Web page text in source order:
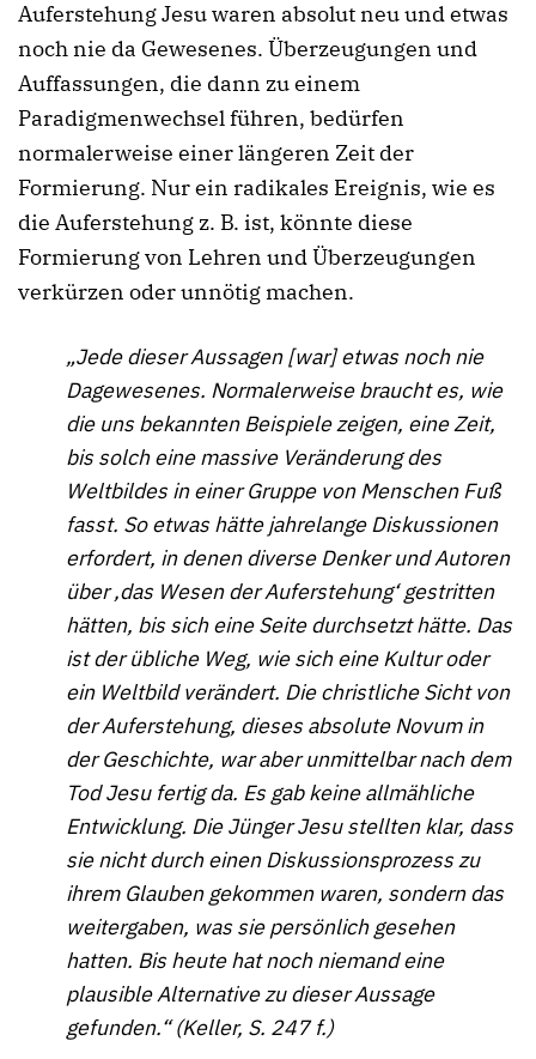
Auferstehung Jesu waren absolut neu und etwas
noch nie da Gewesenes. Überzeugungen und
Auffassungen, die dann zu einem
Paradigmenwechsel führen, bedürfen
normalerweise einer längeren Zeit der
Formierung. Nur ein radikales Ereignis, wie es
die Auferstehung z. B. ist, könnte diese
Formierung von Lehren und Überzeugungen
verkürzen oder unnötig machen.
„Jede dieser Aussagen [war] etwas noch nie
Dagewesenes. Normalerweise braucht es, wie
die uns bekannten Beispiele zeigen, eine Zeit,
bis solch eine massive Veränderung des
Weltbildes in einer Gruppe von Menschen Fuß
fasst. So etwas hätte jahrelange Diskussionen
erfordert, in denen diverse Denker und Autoren
über ‚das Wesen der Auferstehung‘ gestritten
hätten, bis sich eine Seite durchsetzt hätte. Das
ist der übliche Weg, wie sich eine Kultur oder
ein Weltbild verändert. Die christliche Sicht von
der Auferstehung, dieses absolute Novum in
der Geschichte, war aber unmittelbar nach dem
Tod Jesu fertig da. Es gab keine allmähliche
Entwicklung. Die Jünger Jesu stellten klar, dass
sie nicht durch einen Diskussionsprozess zu
ihrem Glauben gekommen waren, sondern das
weitergaben, was sie persönlich gesehen
hatten. Bis heute hat noch niemand eine
plausible Alternative zu dieser Aussage
gefunden.“ (Keller, S. 247 f.)